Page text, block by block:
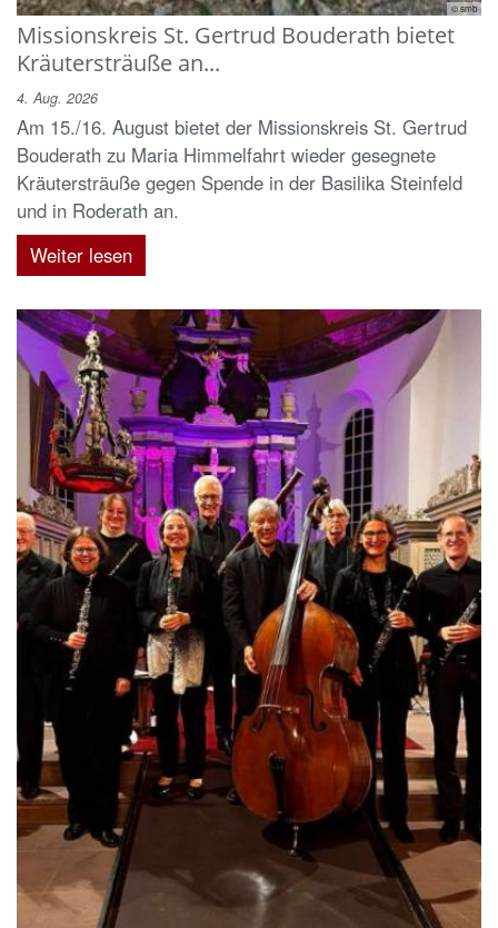
© smb
Missionskreis St. Gertrud Bouderath bietet
Kräutersträuße an...
4. Aug. 2026
Am 15./16. August bietet der Missionskreis St. Gertrud
Bouderath zu Maria Himmelfahrt wieder gesegnete
Kräutersträuße gegen Spende in der Basilika Steinfeld
und in Roderath an.
Weiter lesen